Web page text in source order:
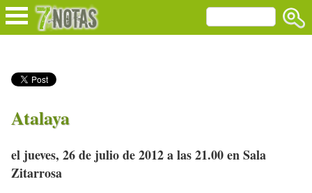
Atalaya
el jueves, 26 de julio de 2012 a las 21.00 en Sala
Zitarrosa